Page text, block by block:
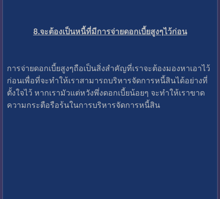
8.จะต้องเป็นหนี้ที่มีการจ่ายดอกเบี้ยสูงๆไว้ก่อน
การจ่ายดอกเบี้ยสูงๆถือเป็นสิ่งสำคัญที่เราจะต้องมองหาเอาไว้
ก่อนเพื่อที่จะทำให้เราสามารถบริหารจัดการหนี้สินได้อย่างที่
ตั้งใจไว้ หากเรามัวแต่หวังพึ่งดอกเบี้ยน้อยๆ จะทำให้เราขาด
ความกระตือรือร้นในการบริหารจัดการหนี้สิน